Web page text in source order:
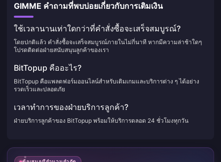
GIMME คำถามที่พบบ่อยเกี่ยวกับการเติมเงิน
ใช้เวลานานเท่าใดกว่าที่คำสั่งซื้อจะเสร็จสมบูรณ์?
โดยปกติแล้ว คำสั่งซื้อจะเสร็จสมบูรณ์ภายในไม่กี่นาที หากมีความล่าช้าใดๆ
โปรดติดต่อฝ่ายสนับสนุนลูกค้าของเรา
BitTopup คืออะไร?
BitTopup คือแพลตฟอร์มออนไลน์สำหรับเติมเกมและบริการต่าง ๆ ได้อย่าง
รวดเร็วและปลอดภัย
เวลาทำการของฝ่ายบริการลูกค้า?
ฝ่ายบริการลูกค้าของ BitTopup พร้อมให้บริการตลอด 24 ชั่วโมงทุกวัน